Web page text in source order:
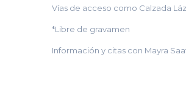
Vías de acceso como Calzada
*Libre de gravamen
Información y citas con Mayra